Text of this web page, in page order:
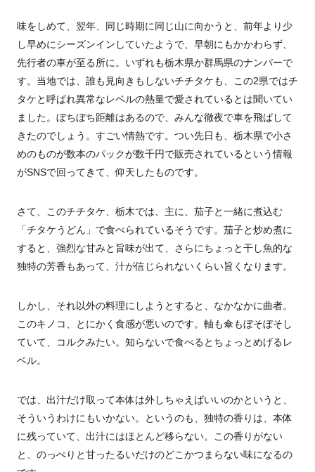
味をしめて、翌年、同じ時期に同じ山に向かうと、前年より少
し早めにシーズンインしていたようで、早朝にもかかわらず、
先行者の車が至る所に。いずれも栃木県か群馬県のナンバーで
す。当地では、誰も見向きもしないチチタケも、この2県ではチ
タケと呼ばれ異常なレベルの熱量で愛されているとは聞いてい
ました。ぼちぼち距離はあるので、みんな徹夜で車を飛ばして
きたのでしょう。すごい情熱です。つい先日も、栃木県で小さ
めのものが数本のパックが数千円で販売されているという情報
がSNSで回ってきて、仰天したものです。
さて、このチチタケ、栃木では、主に、茄子と一緒に煮込む
「チタケうどん」で食べられているそうです。茄子と炒め煮に
すると、強烈な甘みと旨味が出て、さらにちょっと干し魚的な
独特の芳香もあって、汁が信じられないくらい旨くなります。
しかし、それ以外の料理にしようとすると、なかなかに曲者。
このキノコ、とにかく食感が悪いのです。軸も傘もぼそぼそし
ていて、コルクみたい。知らないで食べるとちょっとめげるレ
ベル。
では、出汁だけ取って本体は外しちゃえばいいのかというと、
そういうわけにもいかない。というのも、独特の香りは、本体
に残っていて、出汁にはほとんど移らない。この香りがない
と、のっぺりと甘ったるいだけのどこかつまらない味になるの